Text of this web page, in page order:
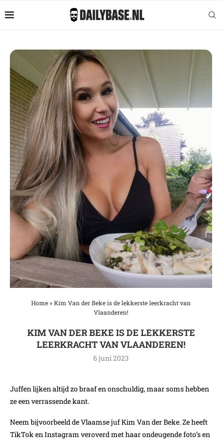
Home» Kim Van der Beke is de lekkerste leerkracht van
Vlaanderen!
KIM VAN DER BEKE IS DE LEKKERSTE
LEERKRACHT VAN VLAANDEREN!
6 juni 2023
Juffen lijken altijd zo braaf en onschuldig, maar soms hebben
ze een verrassende kant.
Neem bijvoorbeeld de Vlaamse juf Kim Van der Beke. Ze heeft
TikTok en Instagram veroverd met haar ondeugende foto’s en